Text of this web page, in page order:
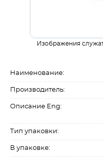
Изображения
Наименование:
Производитель:
Описание Eng:
Тип упаковки:
В упаковке: